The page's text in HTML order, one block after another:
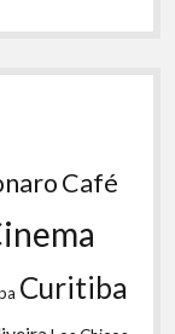
Café
Curitiba